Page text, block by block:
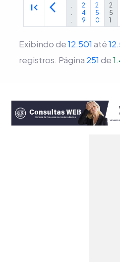
first_page arrow_back_ios
.
.
.
2
4
9
2
5
0
2
5
1
Exibindo de12.501 até
registros. Página 251 de